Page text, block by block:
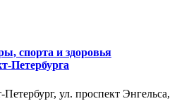
спорта и здоровья
Петербурга
Петербург, ул. проспект Энгельса,